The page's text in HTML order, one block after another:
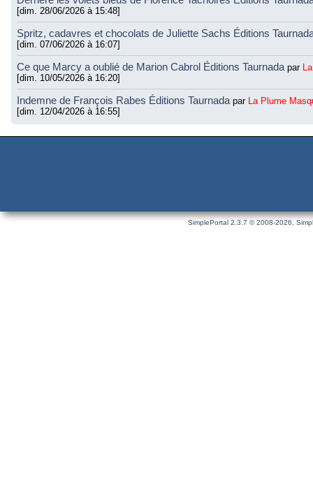
[dim. 28/06/2026 à 15:48]
Spritz, cadavres et chocolats de Juliette Sachs Éditions
[dim. 07/06/2026 à 16:07]
Ce que Marcy a oublié de Marion Cabrol Éditions Taurnada par
[dim. 10/05/2026 à 16:20]
Indemne de François Rabes Éditions Taurnada par La Plume
[dim. 12/04/2026 à 16:55]
SimplePortal 2.3.7 © 2008-2026,